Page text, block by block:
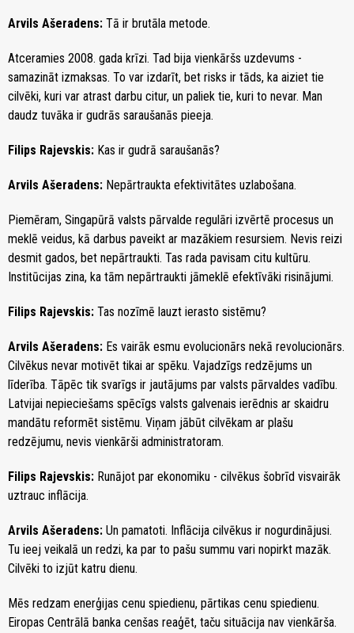
Arvils Ašeradens: Tā ir brutāla metode.
Atceramies 2008. gada krīzi. Tad bija vienkāršs uzdevums -
samazināt izmaksas. To var izdarīt, bet risks ir tāds, ka aiziet tie
cilvēki, kuri var atrast darbu citur, un paliek tie, kuri to nevar. Man
daudz tuvāka ir gudrās saraušanās pieeja.
Filips Rajevskis: Kas ir gudrā saraušanās?
Arvils Ašeradens: Nepārtraukta efektivitātes uzlabošana.
Piemēram, Singapūrā valsts pārvalde regulāri izvērtē procesus un
meklē veidus, kā darbus paveikt ar mazākiem resursiem. Nevis reizi
desmit gados, bet nepārtraukti. Tas rada pavisam citu kultūru.
Institūcijas zina, ka tām nepārtraukti jāmeklē efektīvāki risinājumi.
Filips Rajevskis: Tas nozīmē lauzt ierasto sistēmu?
Arvils Ašeradens: Es vairāk esmu evolucionārs nekā revolucionārs.
Cilvēkus nevar motivēt tikai ar spēku. Vajadzīgs redzējums un
līderība. Tāpēc tik svarīgs ir jautājums par valsts pārvaldes vadību.
Latvijai nepieciešams spēcīgs valsts galvenais ierēdnis ar skaidru
mandātu reformēt sistēmu. Viņam jābūt cilvēkam ar plašu
redzējumu, nevis vienkārši administratoram.
Filips Rajevskis: Runājot par ekonomiku - cilvēkus šobrīd visvairāk
uztrauc inflācija.
Arvils Ašeradens: Un pamatoti. Inflācija cilvēkus ir nogurdinājusi.
Tu ieej veikalā un redzi, ka par to pašu summu vari nopirkt mazāk.
Cilvēki to izjūt katru dienu.
Mēs redzam enerģijas cenu spiedienu, pārtikas cenu spiedienu.
Eiropas Centrālā banka cenšas reaģēt, taču situācija nav vienkārša.